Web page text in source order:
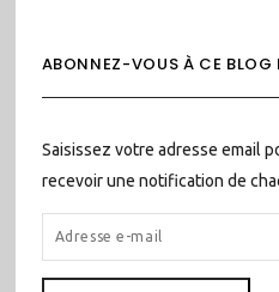
ABONNEZ-VOUS À CE BLOG
Saisissez votre adresse email
recevoir une notification de
ADRESSE
E-